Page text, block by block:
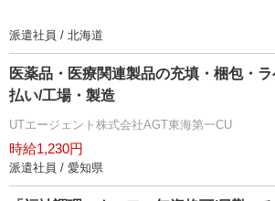
派遣社員 / 北海道
医薬品・医療関連製品の充填・梱包・
払い/工場・製造
UTエージェント株式会社AGT東海第一CU
時給1,230円
派遣社員 / 愛知県